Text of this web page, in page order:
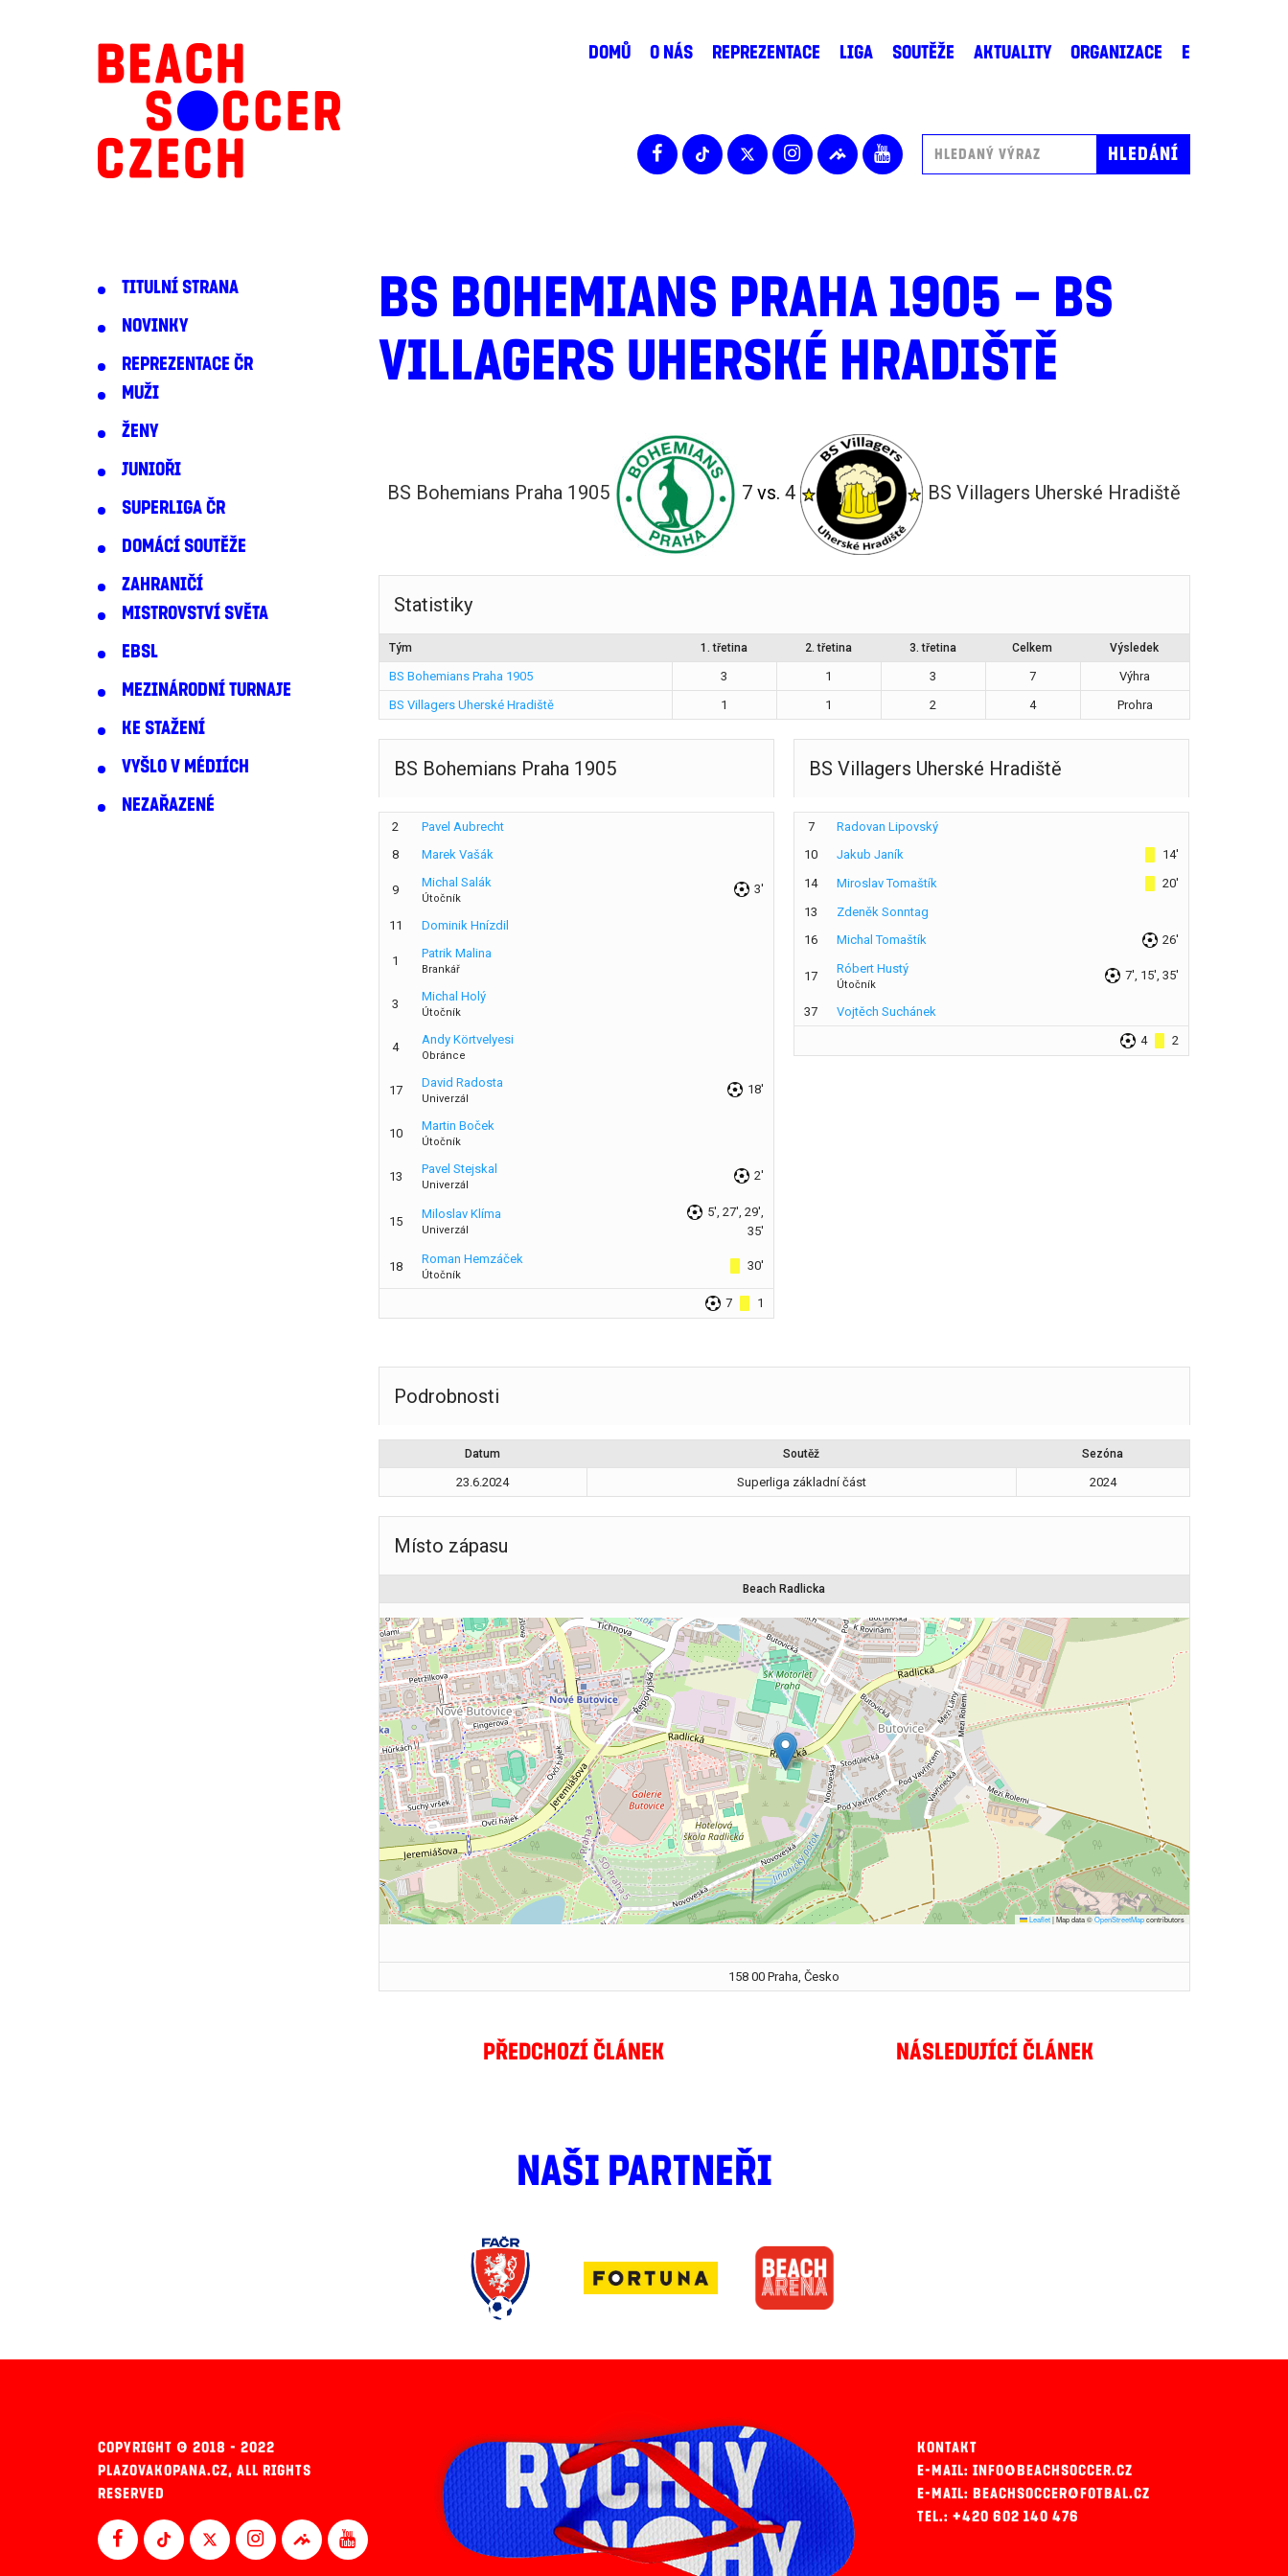
DOMŮ O NÁS REPREZENTACE LIGA SOUTĚŽE AKTUALITY ORGANIZACE E
TITULNÍ STRANA
NOVINKY
REPREZENTACE ČR
MUŽI
ŽENY
JUNIOŘI
SUPERLIGA ČR
DOMÁCÍ SOUTĚŽE
ZAHRANIČÍ
MISTROVSTVÍ SVĚTA
EBSL
MEZINÁRODNÍ TURNAJE
KE STAŽENÍ
VYŠLO V MÉDIÍCH
NEZAŘAZENÉ
BS BOHEMIANS PRAHA 1905 – BS
VILLAGERS UHERSKÉ HRADIŠTĚ
BS Bohemians Praha 1905 7 vs.4 BS Villagers Uherské Hradiště
Statistiky
Tým 1. třetina 2. třetina 3. třetina Celkem Výsledek
BS Bohemians Praha 1905 3 1 3 7
Výhra
BS Villagers Uherské Hradiště
1 1 2 4 Prohra
BS Bohemians Praha 1905
2
Pavel Aubrecht
8
Marek Vašák
9
Michal Salák
Útočník
3'
11 Dominik Hnízdil
1
Patrik Malina
Brankář
3
Michal Holý
Útočník
4
Andy Körtvelyesi
Obránce
17
David Radosta
Univerzál
18'
10
Martin Boček
Útočník
13
Pavel Stejskal
Univerzál
2'
15
Miloslav Klíma
Univerzál
5', 27', 29',
35'
18
Roman Hemzáček
Útočník
30'
7 1
BS Villagers Uherské Hradiště
7
Radovan Lipovský
10
Jakub Janík
14'
14
Miroslav Tomaštík
20'
13
Zdeněk Sonntag
16
Michal Tomaštík 26'
17
Róbert Hustý
Útočník
7', 15', 35'
37
Vojtěch Suchánek
4
2
Podrobnosti
Datum Soutěž Sezóna
23.6.2024 Superliga základní část 2024
Místo zápasu
Beach Radlicka
Leaflet |Map data ©OpenStreetMapcontributors
158 00 Praha, Česko
PŘEDCHOZÍ ČLÁNEK NÁSLEDUJÍCÍ ČLÁNEK
NAŠI PARTNEŘI
COPYRIGHT © 2018 - 2022
PLAZOVAKOPANA.CZ, ALL RIGHTS
RESERVED
KONTAKT
E-MAIL: INFO@BEACHSOCCER.CZ
E-MAIL: BEACHSOCCER@FOTBAL.CZ
TEL.: +420 602 140 476